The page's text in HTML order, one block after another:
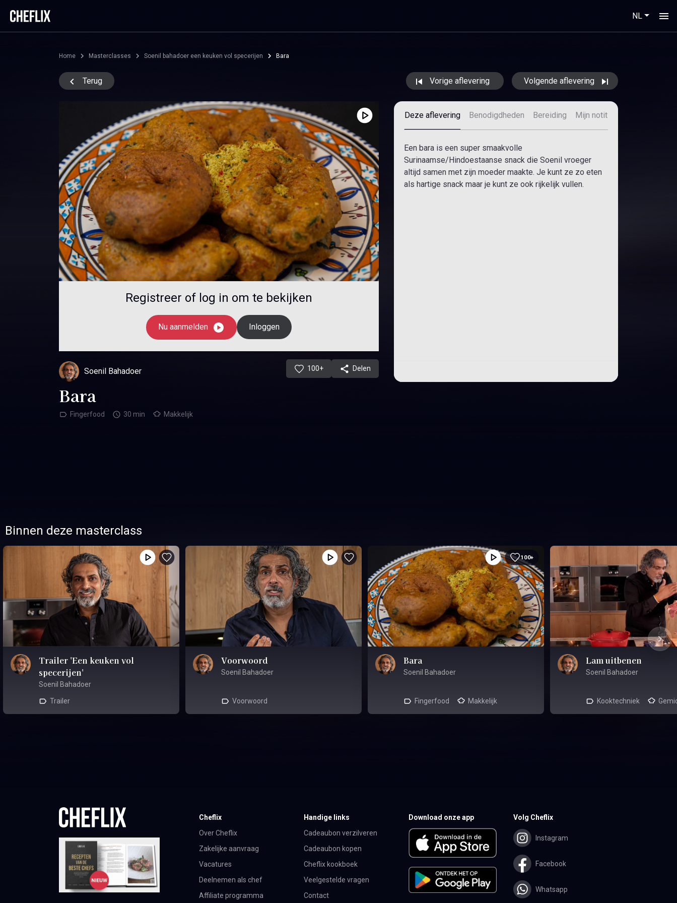
NL
Home Masterclasses Soenil bahadoer een keuken vol specerijen Bara
Terug Vorige aflevering Volgende aflevering
Registreer of log in om te bekijken
Nu aanmelden Inloggen
Soenil Bahadoer 100+ Delen
Bara
Fingerfood 30 min Makkelijk
Deze aflevering Benodigdheden Bereiding Mijn notities
Een bara is een super smaakvolle
Surinaamse/Hindoestaanse snack die Soenil vroeger
altijd samen met zijn moeder maakte. Je kunt ze zo eten
als hartige snack maar je kunt ze ook rijkelijk vullen.
Binnen deze masterclass
Trailer 'Een keuken vol
specerijen'
Soenil Bahadoer
Trailer
Voorwoord
Soenil Bahadoer
Voorwoord
Bara
Soenil Bahadoer
Fingerfood Makkelijk
100+
Lam uitbenen
Soenil Bahadoer
Kooktechniek
Cheflix
Over Cheflix
Zakelijke aanvraag
Vacatures
Deelnemen als chef
Affiliate programma
Handige links
Cadeaubon verzilveren
Cadeaubon kopen
Cheflix kookboek
Veelgestelde vragen
Contact
Download onze app Volg Cheflix
Instagram
Facebook
Whatsapp